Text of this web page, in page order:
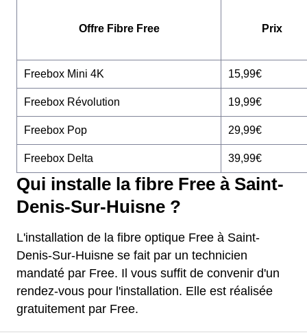
Offre Fibre Free Prix
Freebox Mini 4K 15,99€
Freebox Révolution 19,99€
Freebox Pop 29,99€
Freebox Delta 39,99€
Qui installe la fibre Free à Saint-
Denis-Sur-Huisne ?
L'installation de la fibre optique Free à Saint-
Denis-Sur-Huisne se fait par un technicien
mandaté par Free. Il vous suffit de convenir d'un
rendez-vous pour l'installation. Elle est réalisée
gratuitement par Free.